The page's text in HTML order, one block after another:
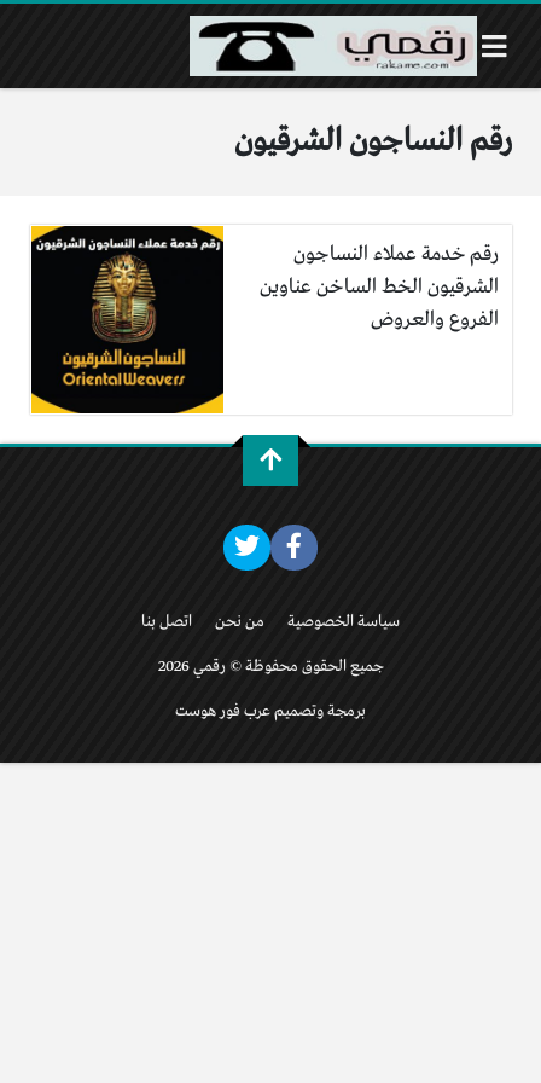
رقم النساجون الشرقيون
رقم خدمة عملاء النساجون
الشرقيون الخط الساخن عناوين
الفروع والعروض
سياسة الخصوصية من نحن اتصل بنا
جميع الحقوق محفوظة © رقمي 2026
برمجة وتصميم عرب فور هوست